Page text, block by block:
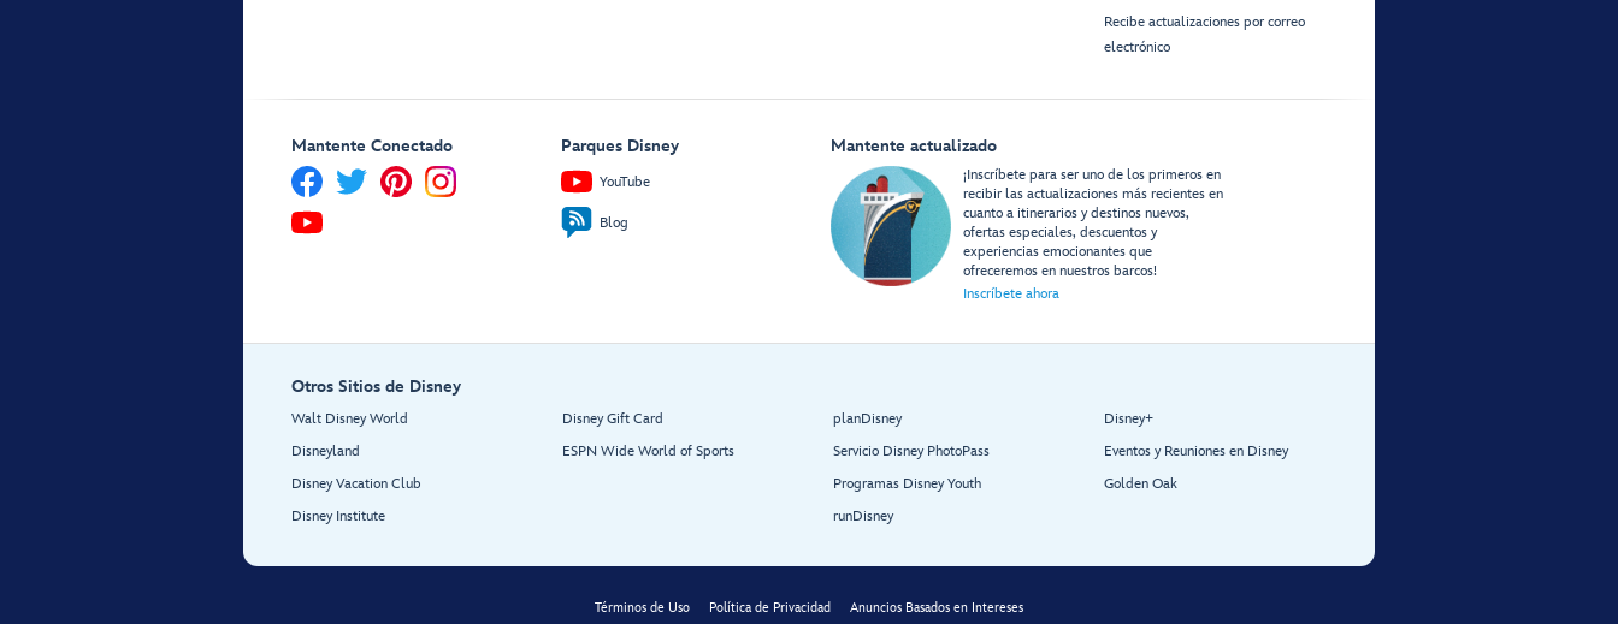
Recibe actualizaciones por correo
electrónico
Mantente Conectado Parques Disney
YouTube
Blog
Mantente actualizado
¡Inscríbete para ser uno de los primeros en
recibir las actualizaciones más recientes en
cuanto a itinerarios y destinos nuevos,
ofertas especiales, descuentos y
experiencias emocionantes que
ofreceremos en nuestros barcos!
Inscríbete ahora
Otros Sitios de Disney
Walt Disney World
Disneyland
Disney Vacation Club
Disney Institute
Disney Gift Card
ESPN Wide World of Sports
planDisney
Servicio Disney PhotoPass
Programas Disney Youth
runDisney
Disney+
Eventos y Reuniones en Disney
Golden Oak
Términos de Uso Política de Privacidad Anuncios Basados en Intereses